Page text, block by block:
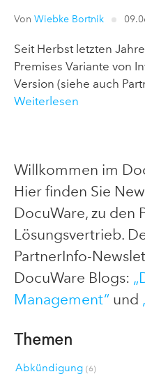
Von Wiebke Bortnik
Seit Herbst letzten
Premises Variante von
Version (siehe auch
Weiterlesen
Willkommen im
Hier finden Sie
DocuWare, zu den
Lösungsvertrieb.
PartnerInfo-
DocuWare Blogs:
Management“ und
Themen
Abkündigung (6)